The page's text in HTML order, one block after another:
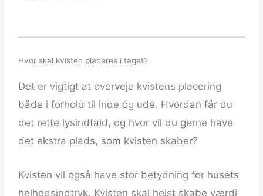
Hvor skal kvisten placeres i taget?
Det er vigtigt at overveje kvistens placering
både i forhold til inde og ude. Hvordan får du
det rette lysindfald, og hvor vil du gerne have
det ekstra plads, som kvisten skaber?
Kvisten vil også have stor betydning for husets
helhedsindtryk. Kvisten skal helst skabe værdi